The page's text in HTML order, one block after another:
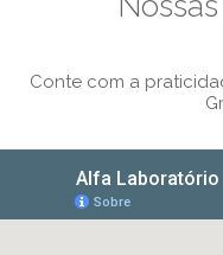
Conte com a